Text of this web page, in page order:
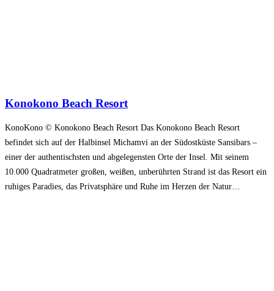
Konokono Beach Resort
KonoKono © Konokono Beach Resort Das Konokono Beach Resort
befindet sich auf der Halbinsel Michamvi an der Südostküste Sansibars –
einer der authentischsten und abgelegensten Orte der Insel. Mit seinem
10.000 Quadratmeter großen, weißen, unberührten Strand ist das Resort ein
ruhiges Paradies, das Privatsphäre und Ruhe im Herzen der Natur…